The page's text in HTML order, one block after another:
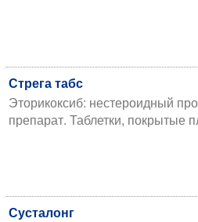
Стрега табс
Эторикоксиб: нестероидный
препарат. Таблетки, покрытые
Сусталонг